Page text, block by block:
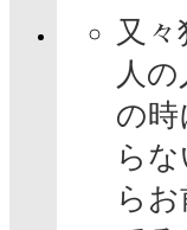
又
人
の時
ら
ら